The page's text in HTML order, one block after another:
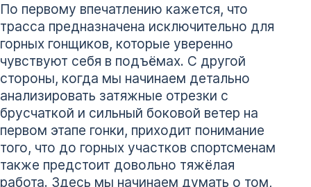
По первому впечатлению кажется, что
трасса предназначена исключительно для
горных гонщиков, которые уверенно
чувствуют себя в подъёмах. С другой
стороны, когда мы начинаем детально
анализировать затяжные отрезки с
брусчаткой и сильный боковой ветер на
первом этапе гонки, приходит понимание
того, что до горных участков спортсменам
также предстоит довольно тяжёлая
работа. Здесь мы начинаем думать о том,